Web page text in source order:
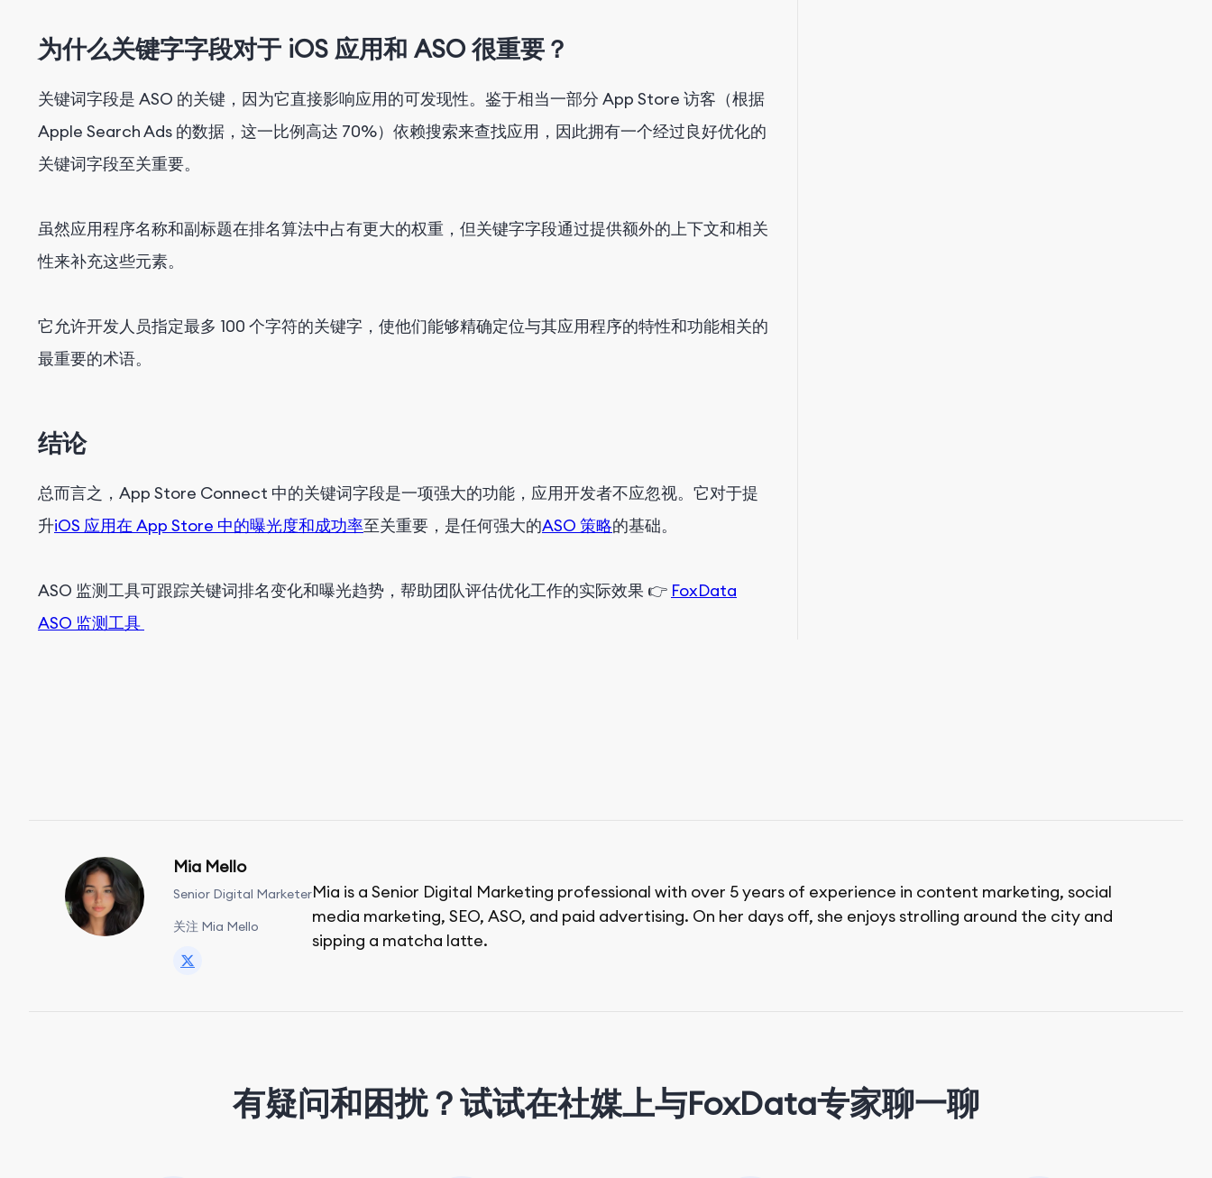
为什么关键字字段对于 iOS 应用和 ASO 很重要？
关键词字段是 ASO 的关键，因为它直接影响应用的可发现性。鉴于相当一部分 App Store 访客（根据
Apple Search Ads 的数据，这一比例高达 70%）依赖搜索来查找应用，因此拥有一个经过良好优化的
关键词字段至关重要。
虽然应用程序名称和副标题在排名算法中占有更大的权重，但关键字字段通过提供额外的上下文和相关
性来补充这些元素。
它允许开发人员指定最多 100 个字符的关键字，使他们能够精确定位与其应用程序的特性和功能相关的
最重要的术语。
结论
总而言之，App Store Connect 中的关键词字段是一项强大的功能，应用开发者不应忽视。它对于提
升iOS 应用在 App Store 中的曝光度和成功率至关重要，是任何强大的ASO 策略的基础。
ASO 监测工具可跟踪关键词排名变化和曝光趋势，帮助团队评估优化工作的实际效果 👉 FoxData
ASO 监测工具
Mia Mello
Senior Digital Marketer
关注 Mia Mello
Mia is a Senior Digital Marketing professional with over 5 years of experience in content marketing, social
media marketing, SEO, ASO, and paid advertising. On her days off, she enjoys strolling around the city and
sipping a matcha latte.
有疑问和困扰？试试在社媒上与FoxData专家聊一聊